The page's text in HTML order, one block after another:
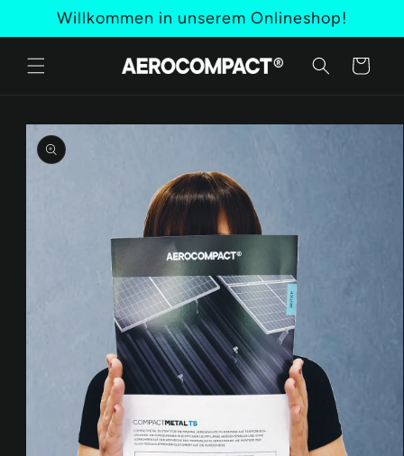
Inhalt
Willkommen in unserem Onlineshop!
Warenkorb